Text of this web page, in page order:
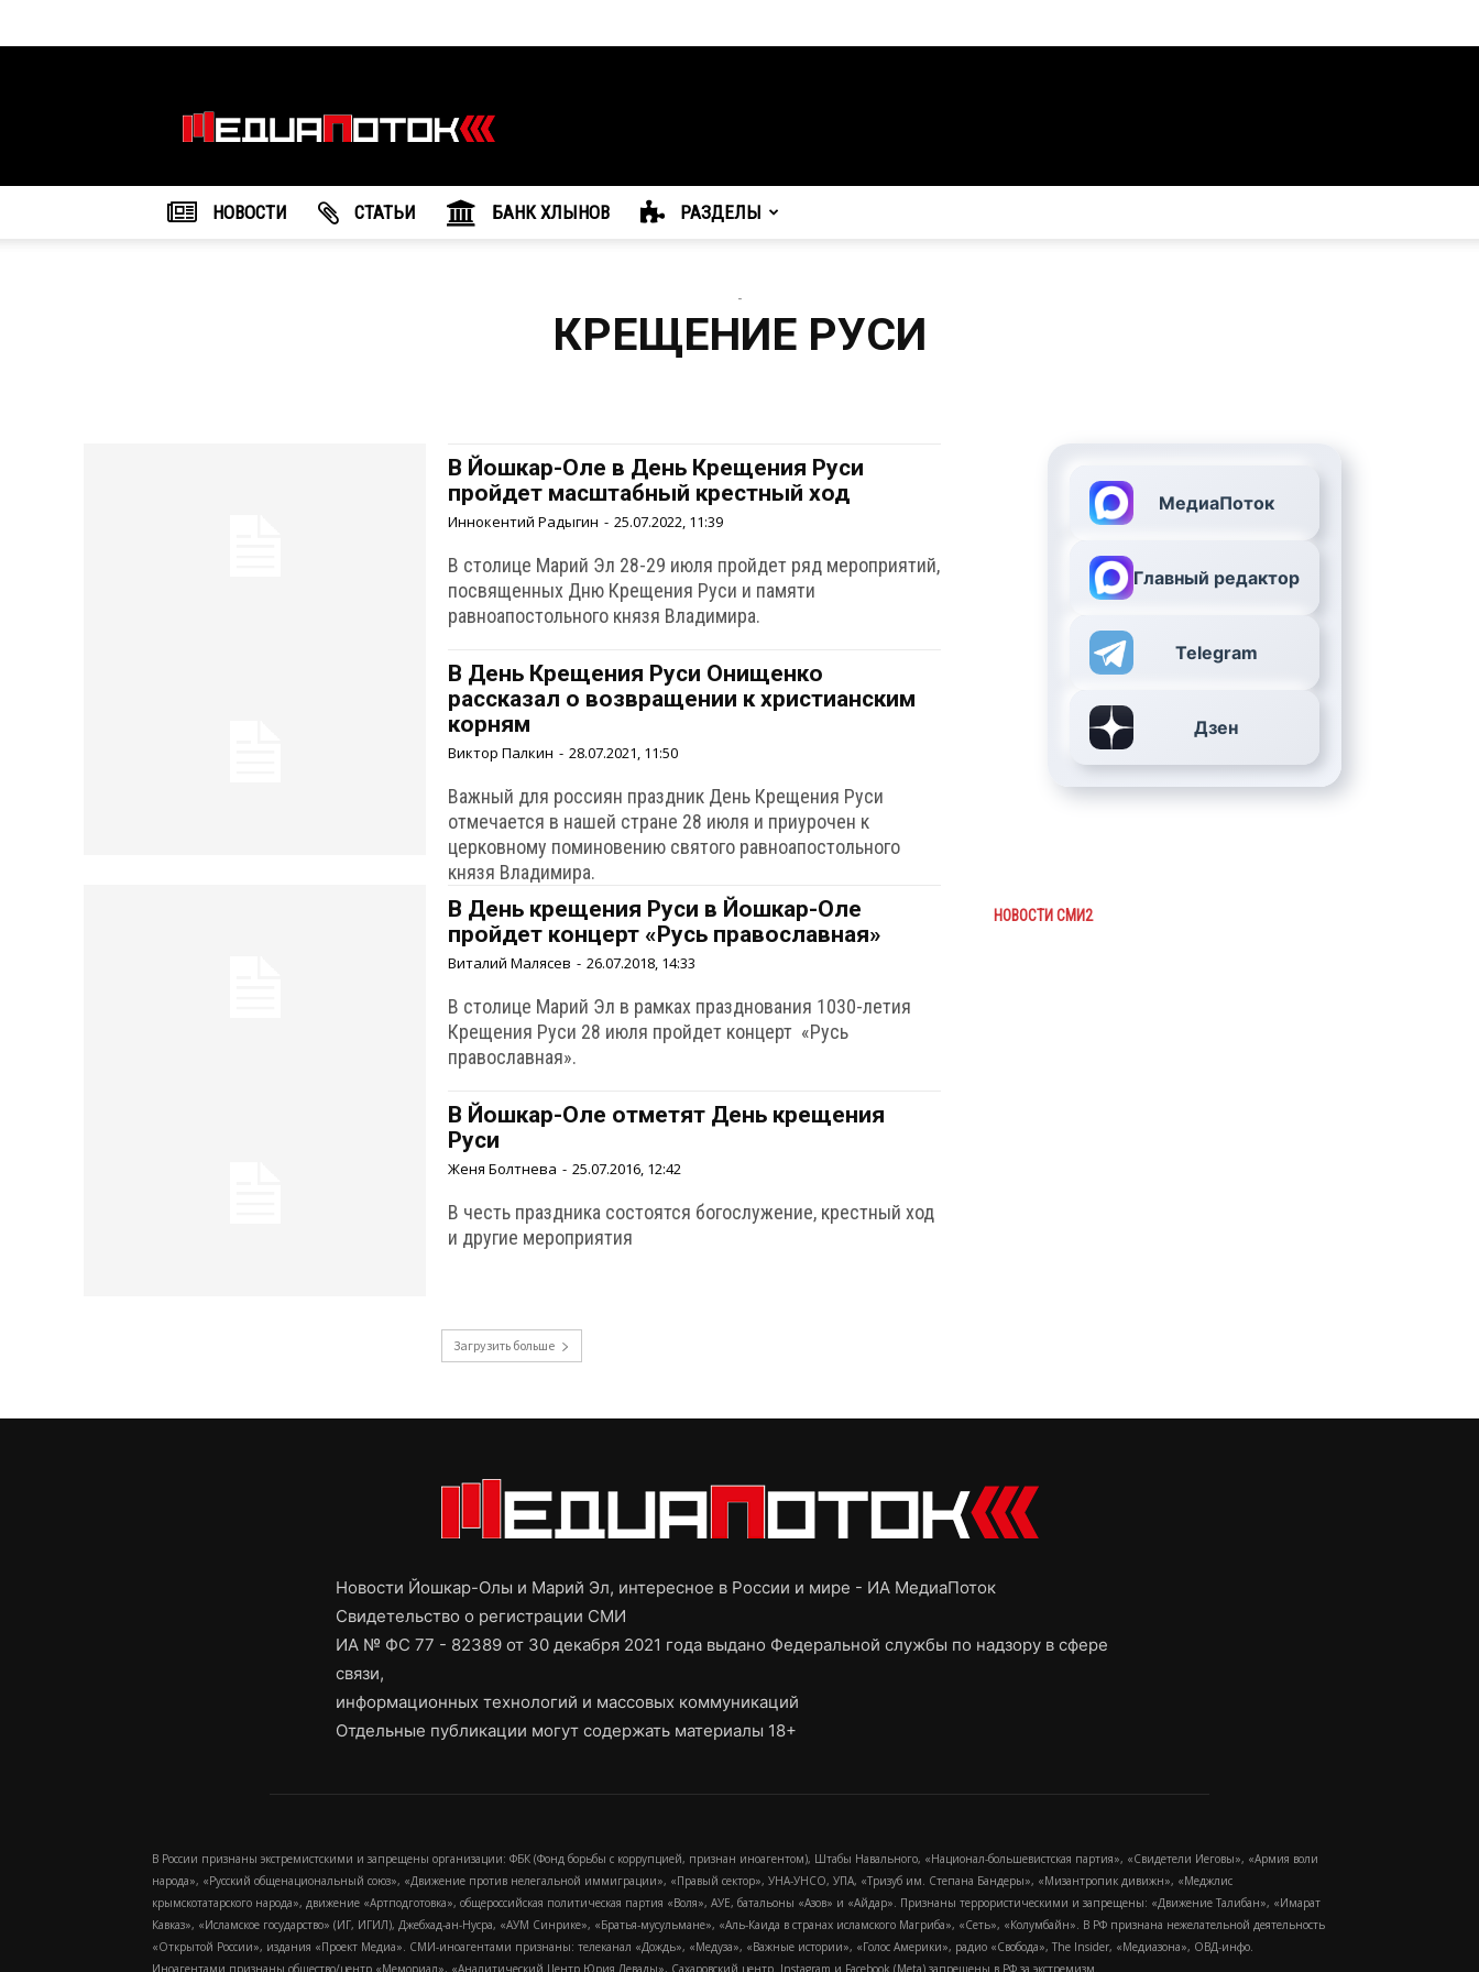
агентство
"МедиаПоток"
НОВОСТИ CТАТЬИ БАНК ХЛЫНОВ РАЗДЕЛЫ
-
КРЕЩЕНИЕ РУСИ
В Йошкар-Оле в День Крещения Руси
пройдет масштабный крестный ход
Иннокентий Радыгин - 25.07.2022, 11:39
В столице Марий Эл 28-29 июля пройдет ряд мероприятий,
посвященных Дню Крещения Руси и памяти
равноапостольного князя Владимира.
В День Крещения Руси Онищенко
рассказал о возвращении к христианским
корням
Виктор Палкин - 28.07.2021, 11:50
Важный для россиян праздник День Крещения Руси
отмечается в нашей стране 28 июля и приурочен к
церковному поминовению святого равноапостольного
князя Владимира.
В День крещения Руси в Йошкар-Оле
пройдет концерт «Русь православная»
Виталий Малясев - 26.07.2018, 14:33
В столице Марий Эл в рамках празднования 1030-летия
Крещения Руси 28 июля пройдет концерт «Русь
православная».
В Йошкар-Оле отметят День крещения
Руси
Женя Болтнева - 25.07.2016, 12:42
В честь праздника состоятся богослужение, крестный ход
и другие мероприятия
Загрузить больше
МедиаПоток
Главный редактор
Telegram
Дзен
НОВОСТИ СМИ2
Новости Йошкар-Олы и Марий Эл, интересное в России и мире - ИА МедиаПоток
Свидетельство о регистрации СМИ
ИА № ФС 77 - 82389 от 30 декабря 2021 года выдано Федеральной службы по надзору в сфере
связи,
информационных технологий и массовых коммуникаций
Отдельные публикации могут содержать материалы 18+
В России признаны экстремистскими и запрещены организации: ФБК (Фонд борьбы с коррупцией, признан иноагентом), Штабы Навального, «Национал-большевистская партия», «Свидетели Иеговы», «Армия воли
народа», «Русский общенациональный союз», «Движение против нелегальной иммиграции», «Правый сектор», УНА-УНСО, УПА, «Тризуб им. Степана Бандеры», «Мизантропик дивижн», «Меджлис
крымскотатарского народа», движение «Артподготовка», общероссийская политическая партия «Воля», АУЕ, батальоны «Азов» и «Айдар». Признаны террористическими и запрещены: «Движение Талибан», «Имарат
Кавказ», «Исламское государство» (ИГ, ИГИЛ), Джебхад-ан-Нусра, «АУМ Синрике», «Братья-мусульмане», «Аль-Каида в странах исламского Магриба», «Сеть», «Колумбайн». В РФ признана нежелательной деятельность
«Открытой России», издания «Проект Медиа». СМИ-иноагентами признаны: телеканал «Дождь», «Медуза», «Важные истории», «Голос Америки», радио «Свобода», The Insider, «Медиазона», ОВД-инфо.
Иноагентами признаны общество/центр «Мемориал», «Аналитический Центр Юрия Левады», Сахаровский центр. Instagram и Facebook (Metа) запрещены в РФ за экстремизм.